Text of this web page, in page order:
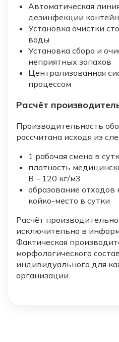
Автоматическая
дезинфекции
Установка очистки
воды
Установка сбора и
неприятных запахов
Централизованная
процессом
Расчёт
Производительность
рассчитана исходя из
1 рабочая смена в
плотность
В – 120 кг/м3
образование отходов
койко-место в сутки
Расчёт
исключительно в
Фактическая
морфологического
индивидуального для
организации.